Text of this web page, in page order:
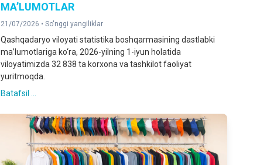
MA’LUMOTLAR
21/07/2026 •So'nggi yangiliklar
Qashqadaryo viloyati statistika boshqarmasining dastlabki
ma’lumotlariga ko‘ra, 2026-yilning 1-iyun holatida
viloyatimizda 32 838 ta korxona va tashkilot faoliyat
yuritmoqda.
Batafsil ...